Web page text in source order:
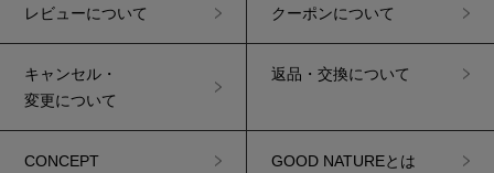
レビューについて クーポンについて
キャンセル・
変更について
返品・交換について
CONCEPT GOOD NATUREとは